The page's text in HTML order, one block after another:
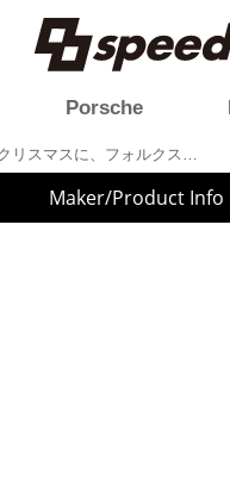
Porsche
六本木ヒルズで期間限定ドイツなクリスマスに、フォルクスワーゲン史上最も美しいクルマが展示
Maker/Product Info